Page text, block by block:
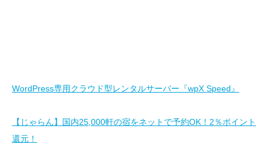
WordPress専用クラウド型レンタルサーバー『wpX Speed』
【じゃらん】国内25,000軒の宿をネットで予約OK！2％ポイント
還元！